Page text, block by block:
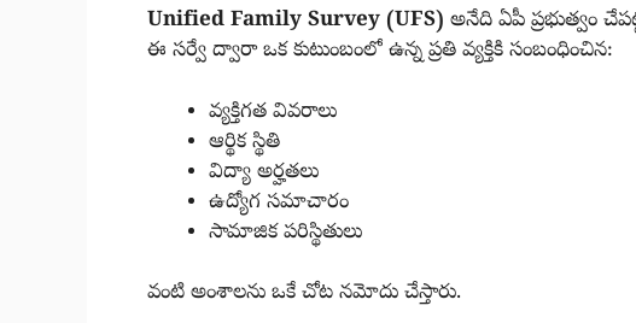
Unified Family Survey (UFS) అనేది ఏపీ ప్రభుత్వం
ఈ సర్వే ద్వారా ఒక కుటుంబంలో ఉన్న ప్రతి వ్యక్తికి సంబంధించిన:
వ్యక్తిగత వివరాలు
ఆర్థిక స్థితి
విద్యా అర్హతలు
ఉద్యోగ సమాచారం
సామాజిక పరిస్థితులు
వంటి అంశాలను ఒకే చోట నమోదు చేస్తారు.